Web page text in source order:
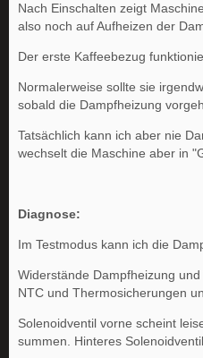
Nach Einschalten zeigt
also noch auf Aufheizen der
Der erste Kaffeebezug
Normalerweise sollte sie
sobald die Dampfheizung
Tatsächlich kann ich aber nie
wechselt die Maschine aber in
Diagnose:
Im Testmodus kann ich die
Widerstände Dampfheizung
NTC und Thermosicherungen
Solenoidventil vorne scheint
summen. Hinteres